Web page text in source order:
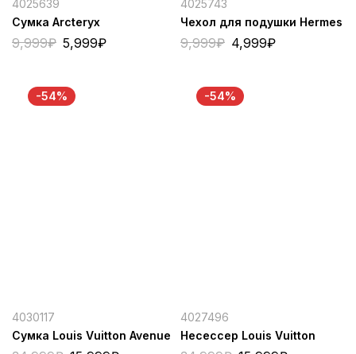
4025639
Сумка Arcteryx
9,999₽ 5,999₽
4025743
Чехол для подушки Hermes
9,999₽ 4,999₽
-54%
4030117
Сумка Louis Vuitton Avenue
-54%
4027496
Несессер Louis Vuitton